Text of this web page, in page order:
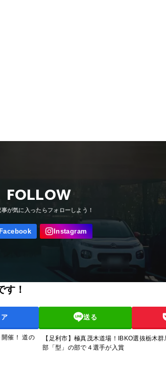
FOLLOW
す！
送る
催！ 道の
【足利市】極真茂木道場！IBKO選抜栃木群
部「型」の部で４選手が入賞